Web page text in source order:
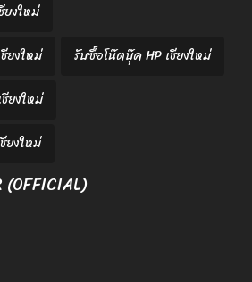
งใหม่
ยงใหม่
รับซื้อโน๊ตบุ๊ค HP เชียงใหม่
ยงใหม่
ยงใหม่
(OFFICIAL)